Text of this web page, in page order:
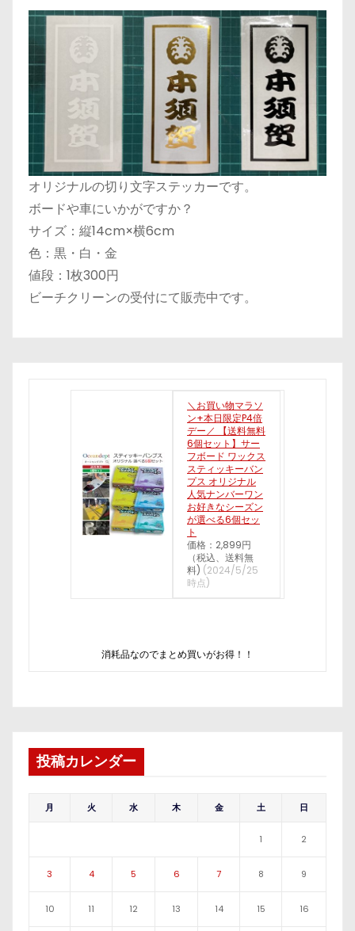
オリジナルの切り文字ステッカーです。
ボードや車にいかがですか？
サイズ：縦14cm×横6cm
色：黒・白・金
値段：1枚300円
ビーチクリーンの受付にて販売中です。
＼お買い物マラソ
ン+本日限定P4倍
デー／ 【送料無料
6個セット】サー
フボード ワックス
スティッキーバン
プス オリジナル
人気ナンバーワン
お好きなシーズン
が選べる6個セッ
ト
価格：2,899円
（税込、送料無
料) (2024/5/25
時点)
消耗品なのでまとめ買いがお得！！
投稿カレンダー
月 火 水 木 金 土 日
1 2
3 4 5 6 7 8 9
10 11 12 13 14 15 16